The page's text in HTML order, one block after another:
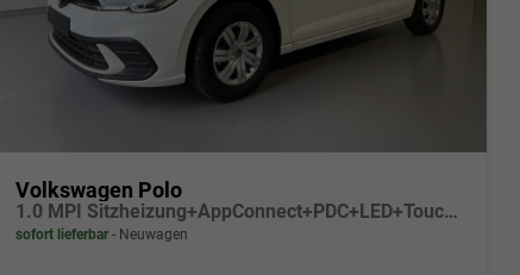
Volkswagen Polo
1.0 MPI Sitzheizung+AppConnect+PDC+LED+Touch+Lichtsensor+MultiLenkrad
sofort lieferbar Neuwagen